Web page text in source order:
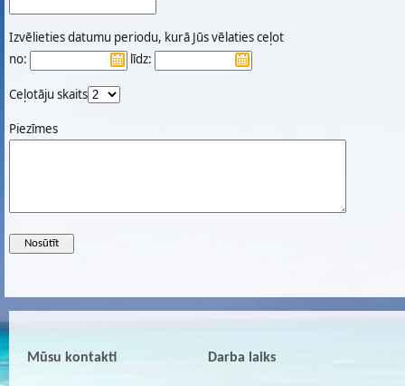
Izvēlieties datumu periodu, kurā Jūs vēlaties ceļot
no:
līdz:
Ceļotāju skaits
Piezīmes
Mūsu kontakti Darba laiks